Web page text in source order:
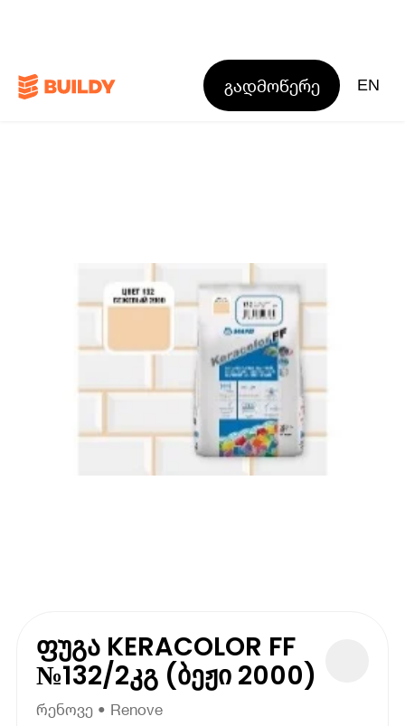
გადმოწერე EN
ფუგა KERACOLOR FF
№132/2კგ (ბეჟი 2000)
რენოვე • Renove